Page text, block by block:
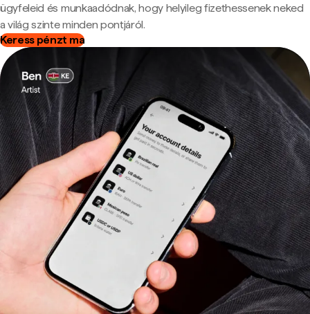
ügyfeleid és munkaadódnak, hogy helyileg fizethessenek neked
a világ szinte minden pontjáról.
Keress pénzt ma